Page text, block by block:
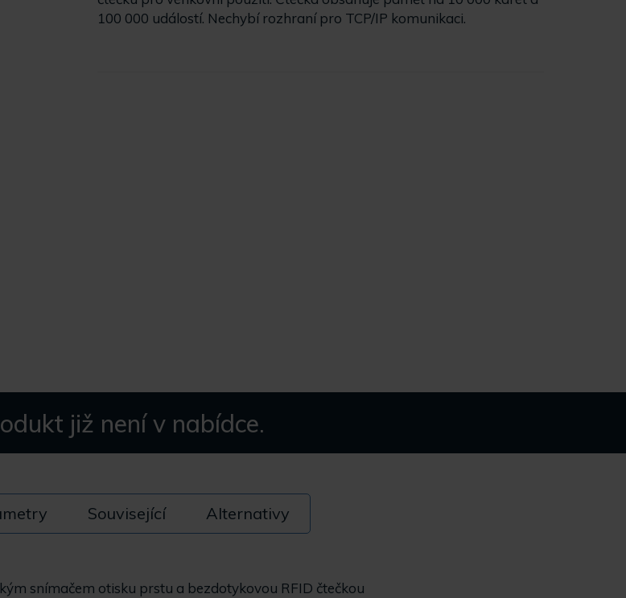
100 000 událostí. Nechybí rozhraní pro TCP/IP komunikaci.
již není v nabídce.
Související Alternativy
snímačem otisku prstu a bezdotykovou RFID čtečkou